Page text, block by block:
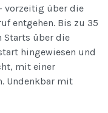
vorzeitig über die
entgehen. Bis zu 35
Starts über die
hingewiesen und
mit einer
Undenkbar mit